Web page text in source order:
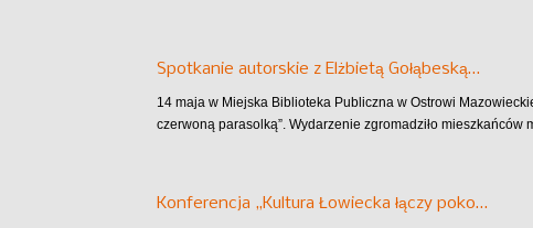
Spotkanie autorskie z Elżbietą Gołąbeską…
14 maja w Miejska Biblioteka Publiczna w Ostrowi
czerwoną parasolką”. Wydarzenie zgromadziło
Konferencja „Kultura Łowiecka łączy poko…